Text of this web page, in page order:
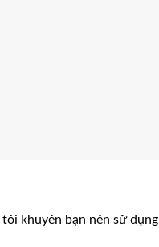
khuyên bạn nên sử dụng